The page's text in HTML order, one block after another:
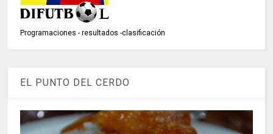
Programaciones - resultados -clasificación
EL PUNTO DEL CERDO